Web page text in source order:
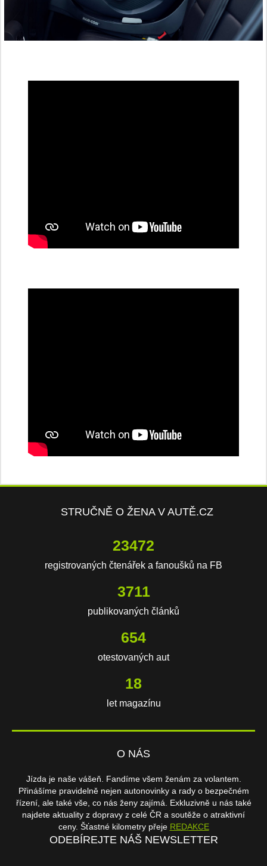
STRUČNĚ O ŽENA V AUTĚ.CZ
23472
registrovaných čtenářek a fanoušků na FB
3711
publikovaných článků
654
otestovaných aut
18
let magazínu
O NÁS
Jízda je naše vášeň. Fandíme všem ženám za volantem.
Přinášíme pravidelně nejen autonovinky a rady o bezpečném
řízení, ale také vše, co nás ženy zajímá. Exkluzivně u nás také
najdete aktuality z dopravy z celé ČR a soutěže o atraktivní
ceny. Šťastné kilometry přeje REDAKCE
ODEBÍREJTE NÁŠ NEWSLETTER